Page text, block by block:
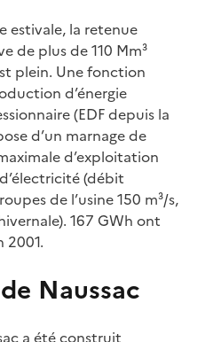
estivale, la retenue
de plus de 110 Mm³
plein. Une fonction
d’énergie
(EDF depuis la
d’un marnage de
d’exploitation
(débit
de l’usine 150 m³/s,
167 GWh ont
2001.
Naussac
a été construit